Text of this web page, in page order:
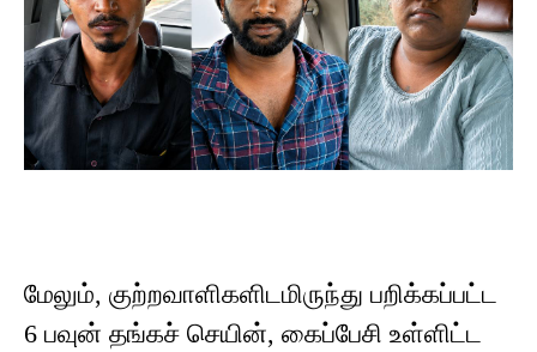
மேலும், குற்றவாளிகளிடமிருந்து பறிக்கப்பட்ட
6 பவுன் தங்கச் செயின், கைப்பேசி உள்ளிட்ட